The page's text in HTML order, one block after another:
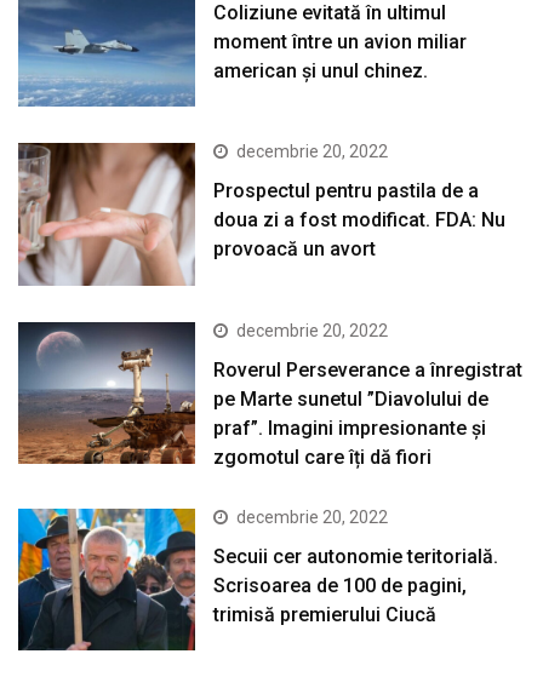
Coliziune evitată în ultimul
moment între un avion miliar
american şi unul chinez.
decembrie 20, 2022
Prospectul pentru pastila de a
doua zi a fost modificat. FDA: Nu
provoacă un avort
decembrie 20, 2022
Roverul Perseverance a înregistrat
pe Marte sunetul ”Diavolului de
praf”. Imagini impresionante și
zgomotul care îți dă fiori
decembrie 20, 2022
Secuii cer autonomie teritorială.
Scrisoarea de 100 de pagini,
trimisă premierului Ciucă